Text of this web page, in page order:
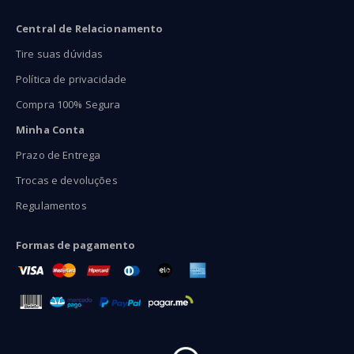
Central de Relacionamento
Tire suas dúvidas
Política de privacidade
Compra 100% Segura
Minha Conta
Prazo de Entrega
Trocas e devoluções
Regulamentos
Formas de pagamento